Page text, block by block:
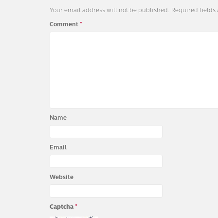
Your email address will not be published. Required fields
Comment*
Name
Email
Website
Captcha*